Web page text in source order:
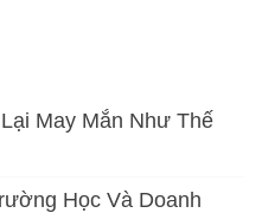
May Mắn Như Thế
Học Và Doanh